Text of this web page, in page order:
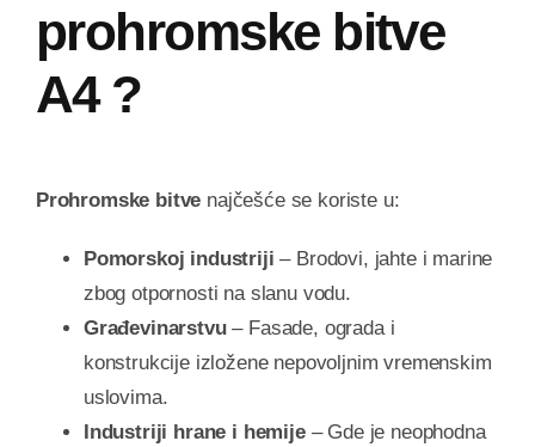
prohromske bitve
A4 ?
Prohromske bitve najčešće se koriste u:
Pomorskoj industriji – Brodovi, jahte i marine
zbog otpornosti na slanu vodu.
Građevinarstvu– Fasade, ograda i
konstrukcije izložene nepovoljnim vremenskim
uslovima.
Industriji hrane i hemije– Gde je neophodna